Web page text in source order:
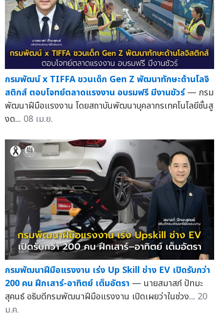
กรมพัฒน์ x TIFFA ชวนเด็ก Gen Z พัฒนาทักษะด้านโลจิ
สติกส์ ตอบโจทย์ตลาดแรงงาน อบรมฟรี มีงานชัวร์ — กรม
พัฒนาฝีมือแรงงาน โดยสถาบันพัฒนาบุคลากรเทคโนโลยีชั้นสู
งด... 08 เม.ย.
กรมพัฒนาฝีมือแรงงาน เร่ง Up Skill ช่าง EV เปิดรับกว่า
200 คน ฝึกเสาร์-อาทิตย์ เต็มอัตรา — นายสมาสภ์ ปัทมะ
สุคนธ์ อธิบดีกรมพัฒนาฝีมือแรงงาน เปิดเผยว่าในช่วง... 20
ม.ค.